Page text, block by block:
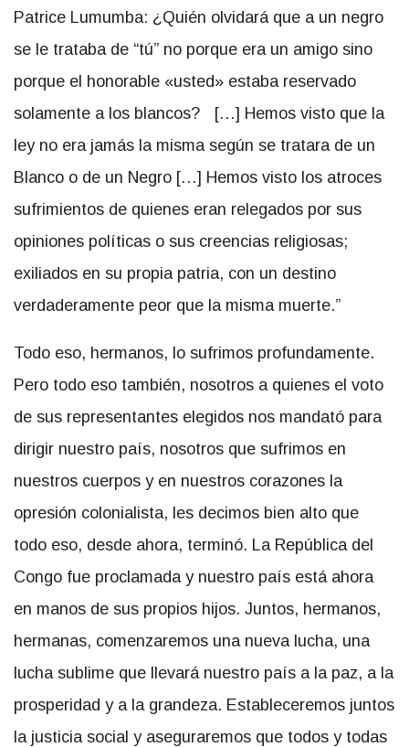
Patrice Lumumba: ¿Quién olvidará que a un negro
se le trataba de “tú” no porque era un amigo sino
porque el honorable «usted» estaba reservado
solamente a los blancos? […] Hemos visto que la
ley no era jamás la misma según se tratara de un
Blanco o de un Negro […] Hemos visto los atroces
sufrimientos de quienes eran relegados por sus
opiniones políticas o sus creencias religiosas;
exiliados en su propia patria, con un destino
verdaderamente peor que la misma muerte.
Todo eso, hermanos, lo sufrimos profundamente.
Pero todo eso también, nosotros a quienes el voto
de sus representantes elegidos nos mandató para
dirigir nuestro país, nosotros que sufrimos en
nuestros cuerpos y en nuestros corazones la
opresión colonialista, les decimos bien alto que
todo eso, desde ahora, terminó. La República del
Congo fue proclamada y nuestro país está ahora
en manos de sus propios hijos. Juntos, hermanos,
hermanas, comenzaremos una nueva lucha, una
lucha sublime que llevará nuestro país a la paz, a la
prosperidad y a la grandeza. Estableceremos juntos
la justicia social y aseguraremos que todos y todas